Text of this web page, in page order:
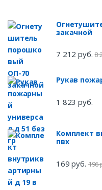
закачной
7 212 руб. 8
Рукав
1 823 руб.
Комплект
пвх
169 руб. 196